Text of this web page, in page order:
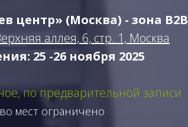
центр» (Москва) - зона B2B
аллея, 6, стр. 1, Москва
25 -26 ноября 2025
по предварительной записи
мест ограничено